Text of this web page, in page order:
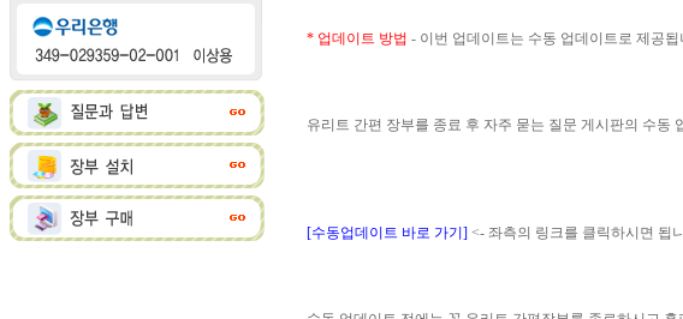
* 업데이트 방법 - 이번 업데이트는 수동 업데이트로 제공됩
유리트 간편 장부를 종료 후 자주 묻는 질문 게시판의 수동
[수동업데이트 바로 가기] <- 좌측의 링크를 클릭하시면 됩